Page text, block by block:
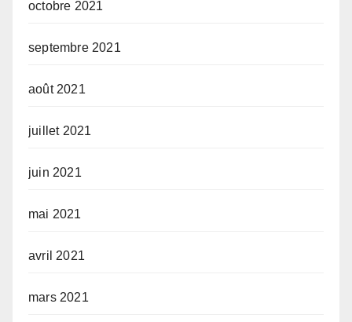
octobre 2021
septembre 2021
août 2021
juillet 2021
juin 2021
mai 2021
avril 2021
mars 2021